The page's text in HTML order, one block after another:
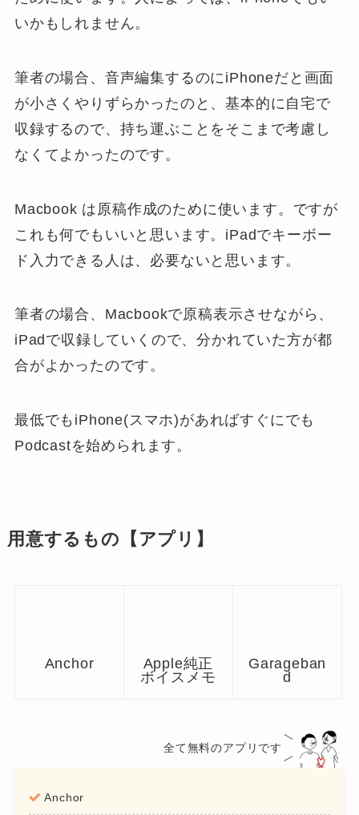
いかもしれません。
筆者の場合、音声編集するのにiPhoneだと画面
が小さくやりずらかったのと、基本的に自宅で
収録するので、持ち運ぶことをそこまで考慮し
なくてよかったのです。
Macbook は原稿作成のために使います。ですが
これも何でもいいと思います。iPadでキーボー
ド入力できる人は、必要ないと思います。
筆者の場合、Macbookで原稿表示させながら、
iPadで収録していくので、分かれていた方が都
合がよかったのです。
最低でも iPhone(スマホ)があればすぐにでも
Podcastを始められます。
用意するもの【アプリ】
Anchor
Apple純正
ボイスメモ
Garageban
d
全て無料のアプリです
Anchor